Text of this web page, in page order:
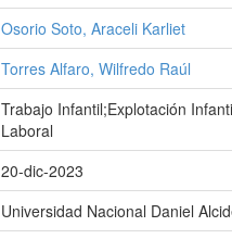
Osorio Soto, Araceli Karliet
Torres Alfaro, Wilfredo Raúl
Trabajo Infantil;Explotación
Laboral
20-dic-2023
Universidad Nacional Daniel